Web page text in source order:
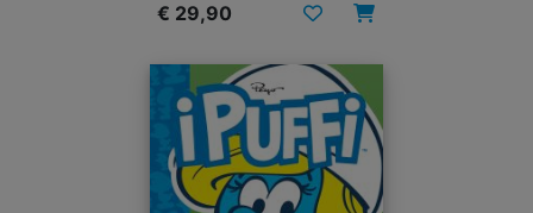
€ 29,90